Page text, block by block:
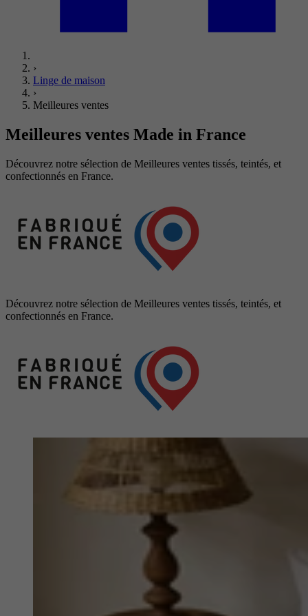
›
Linge de maison
›
Meilleures ventes
Meilleures ventes Made in France
Découvrez notre sélection de Meilleures ventes tissés, teintés, et
confectionnés en France.
Découvrez notre sélection de Meilleures ventes tissés, teintés, et
confectionnés en France.